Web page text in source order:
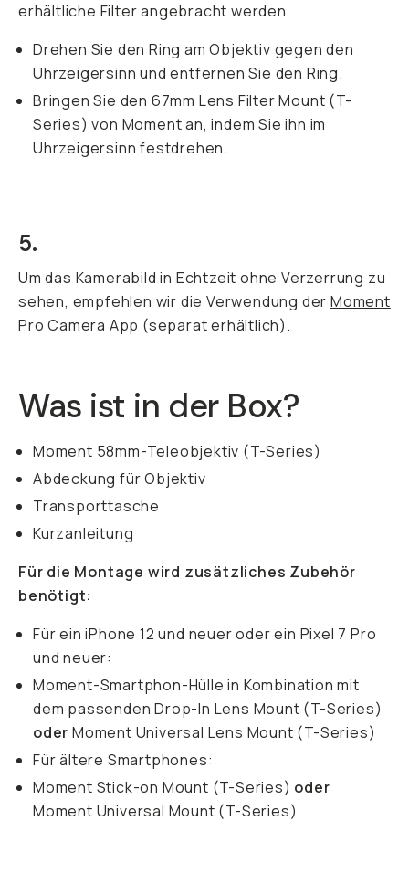
erhältliche Filter angebracht werden
Drehen Sie den Ring am Objektiv gegen den
Uhrzeigersinn und entfernen Sie den Ring.
Bringen Sie den 67mm Lens Filter Mount (T-
Series) von Moment an, indem Sie ihn im
Uhrzeigersinn festdrehen.
5.
Um das Kamerabild in Echtzeit ohne Verzerrung zu
sehen, empfehlen wir die Verwendung der Moment
Pro Camera App (separat erhältlich).
Was ist in der Box?
Moment 58mm-Teleobjektiv (T-Series)
Abdeckung für Objektiv
Transporttasche
Kurzanleitung
Für die Montage wird zusätzliches Zubehör
benötigt:
Für ein iPhone 12 und neuer oder ein Pixel 7 Pro
und neuer:
Moment-Smartphon-Hülle in Kombination mit
dem passenden Drop-In Lens Mount (T-Series)
oder Moment Universal Lens Mount (T-Series)
Für ältere Smartphones:
Moment Stick-on Mount (T-Series) oder
Moment Universal Mount (T-Series)